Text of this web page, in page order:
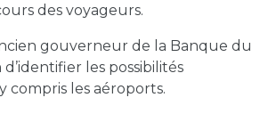
des voyageurs.
gouverneur de la Banque du
les possibilités
compris les aéroports.